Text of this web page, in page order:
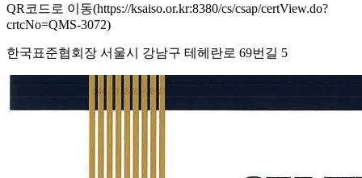
QR코드로 이동(https://ksaiso.or.kr:8380/cs/csap/certView.do?
crtcNo=QMS-3072)
한국표준협회장 서울시 강남구 테헤란로 69번길 5